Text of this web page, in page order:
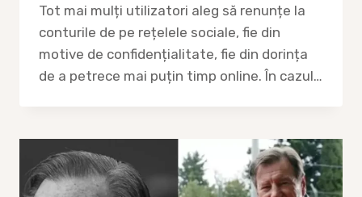
Tot mai mulți utilizatori aleg să renunțe la
conturile de pe rețelele sociale, fie din
motive de confidențialitate, fie din dorința
de a petrece mai puțin timp online. În cazul…